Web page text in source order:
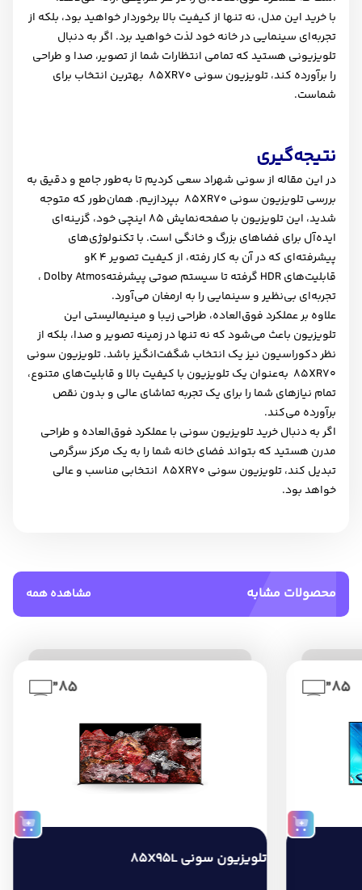
با خرید این مدل، نه تنها از کیفیت بالا برخوردار خواهید بود، بلکه از
تجربه‌ای سینمایی در خانه خود لذت خواهید برد. اگر به دنبال
تلویزیونی هستید که تمامی انتظارات شما از تصویر، صدا و طراحی
را برآورده کند، تلویزیون سونی XR70
85 بهترین انتخاب برای
شماست.
نتیجه‌گیری
در این مقاله ازسونی شهرادسعی کردیم تا به‌طور جامع و دقیق به
بررسی تلویزیون سونی XR70
85 بپردازیم. همان‌طور که متوجه
شدید، این تلویزیون با صفحه‌نمایش 85 اینچی خود، گزینه‌ای
ایده‌آل برای فضاهای بزرگ و خانگی است. با تکنولوژی‌های
پیشرفته‌ای که در آن به کار رفته، از کیفیت تصویر 4
Kو
قابلیت‌هایHDR گرفته تا سیستم صوتی پیشرفتهDolby Atmos ،
تجربه‌ای بی‌نظیر و سینمایی را به ارمغان می‌آورد.
علاوه بر عملکرد فوق‌العاده، طراحی زیبا و مینیمالیستی این
تلویزیون باعث می‌شود که نه تنها در زمینه تصویر و صدا، بلکه از
نظر دکوراسیون نیز یک انتخاب شگفت‌انگیز باشد. تلویزیون سونی
XR70
85 به‌عنوان یک تلویزیون با کیفیت بالا و قابلیت‌های متنوع،
تمام نیازهای شما را برای یک تجربه تماشای عالی و بدون نقص
برآورده می‌کند.
اگر بهدنبال خرید تلویزیون سونی با عملکرد فوق‌العاده و طراحی
مدرن هستید که بتواند فضای خانه شما را به یک مرکز سرگرمی
تبدیل کند، تلویزیون سونی XR70
85 انتخابی مناسب و عالی
خواهد بود.
محصولات مشابه مشاهده همه
85”
85”
تلویزیون سونی 85X95L